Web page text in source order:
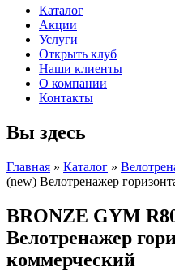
Каталог
Акции
Услуги
Открыть клуб
Наши клиенты
О компании
Контакты
Вы здесь
Главная » Каталог »
(new) Велотренажер
BRONZE GYM
Велотренажер
коммерческий